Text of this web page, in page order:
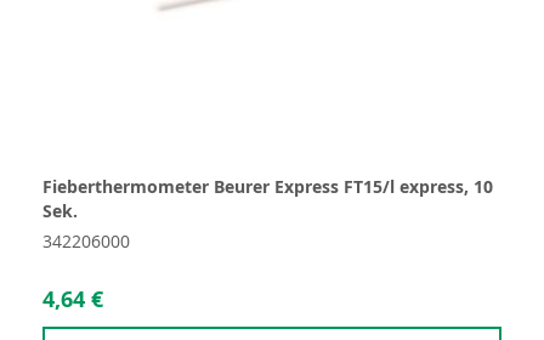
Fieberthermometer Beurer Express FT15/l express, 10
Sek.
342206000
4,64 €